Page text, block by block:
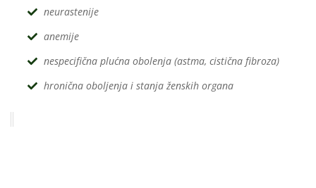
neurastenije
anemije
nespecifična plućna obolenja (astma, cistična fibroza)
hronična oboljenja i stanja ženskih organa